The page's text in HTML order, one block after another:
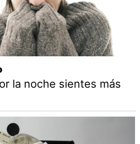
la noche sientes más